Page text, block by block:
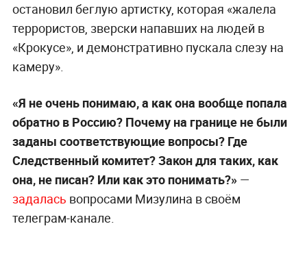
остановил беглую артистку, которая «жалела
террористов, зверски напавших на людей в
«Крокусе», и демонстративно пускала слезу на
камеру».
«Я не очень понимаю, а как она вообще попала
обратно в Россию? Почему на границе не были
заданы соответствующие вопросы? Где
Следственный комитет? Закон для таких, как
она, не писан? Или как это понимать?» —
задалась вопросами Мизулина в своём
телеграм-канале.